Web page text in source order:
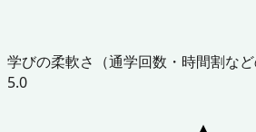
学びの柔軟さ（通学回数・時間割など
5.0